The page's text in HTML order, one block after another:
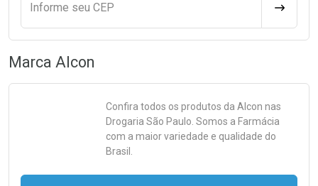
Informe seu CEP
Marca Alcon
Confira todos os produtos da Alcon nas
Drogaria São Paulo. Somos a Farmácia
com a maior variedade e qualidade do
Brasil.